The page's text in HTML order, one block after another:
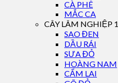
CÀ PHÊ
MẮC CA
CÂY LÂM NGHIỆP 1
SAO ĐEN
DẦU RÁI
SƯA ĐỎ
HOÀNG NAM
CẨM LAI